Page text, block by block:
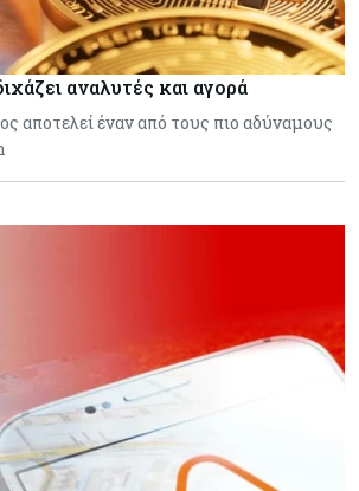
αναλυτές και αγορά
αποτελεί έναν από τους πιο αδύναμους